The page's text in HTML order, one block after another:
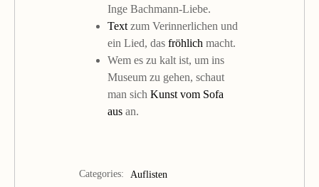
Inge Bachmann-Liebe.
Text zum Verinnerlichen und
ein Lied, das fröhlich macht.
Wem es zu kalt ist, um ins
Museum zu gehen, schaut
man sich Kunst vom Sofa
aus an.
Categories: Auflisten